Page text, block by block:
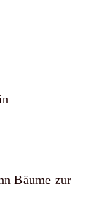
Bäume zur